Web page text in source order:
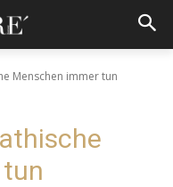
Menschen immer tun